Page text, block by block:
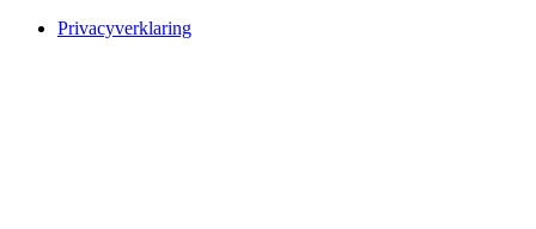
Privacyverklaring